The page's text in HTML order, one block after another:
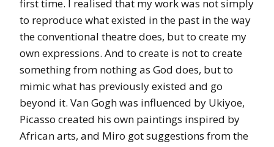
first time. I realised that my work was not simply
to reproduce what existed in the past in the way
the conventional theatre does, but to create my
own expressions. And to create is not to create
something from nothing as God does, but to
mimic what has previously existed and go
beyond it. Van Gogh was influenced by Ukiyoe,
Picasso created his own paintings inspired by
African arts, and Miro got suggestions from the